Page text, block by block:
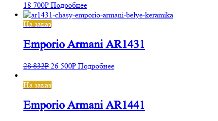
18 700₽ Подробнее
На заказ
Emporio Armani AR1431
28 832₽ 26 500₽ Подробнее
На заказ
Emporio Armani AR1441